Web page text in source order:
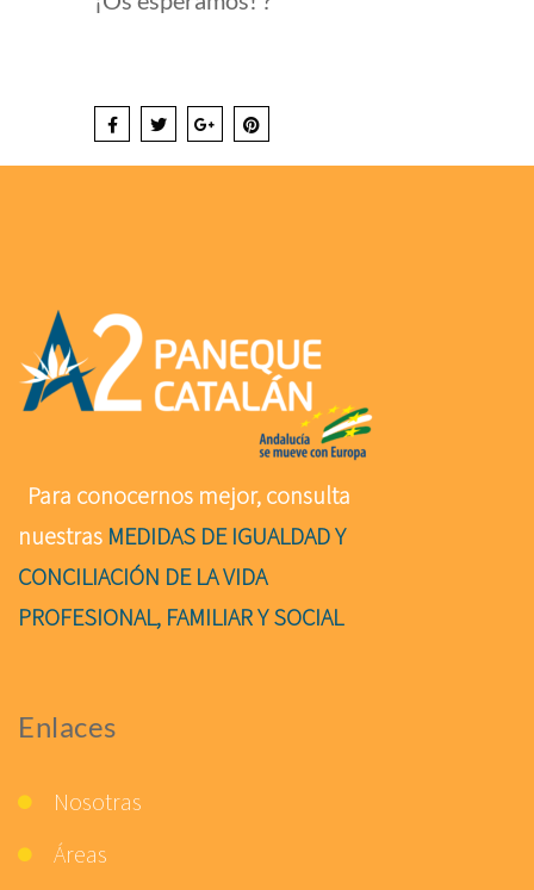
Para conocernos mejor, consulta
nuestras MEDIDAS DE IGUALDAD Y
CONCILIACIÓN DE LA VIDA
PROFESIONAL, FAMILIAR Y SOCIAL
Enlaces
Nosotras
Áreas